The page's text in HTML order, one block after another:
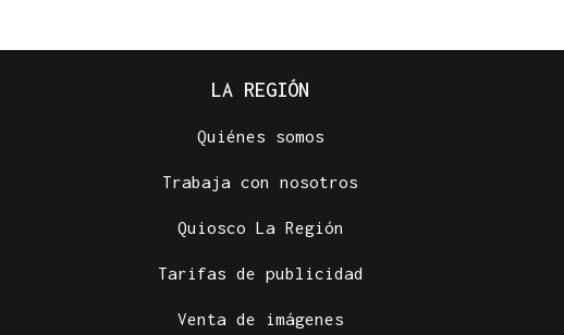
LA REGIÓN
Quiénes somos
Trabaja con nosotros
Quiosco La Región
Tarifas de publicidad
Venta de imágenes